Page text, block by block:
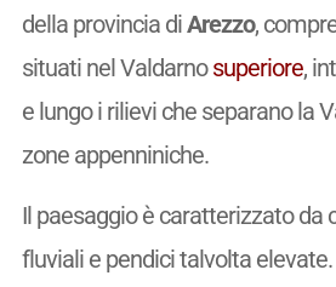
della provincia diArezzo,
situati nel Valdarnosuperiore,
e lungo i rilievi che separano la
zone appenniniche.
Il paesaggio è caratterizzato da
fluviali e pendici talvolta